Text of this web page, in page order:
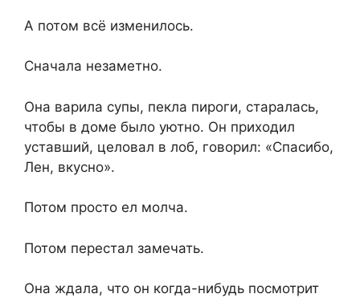
А потом всё изменилось.
Сначала незаметно.
Она варила супы, пекла пироги, старалась,
чтобы в доме было уютно. Он приходил
уставший, целовал в лоб, говорил: «Спасибо,
Лен, вкусно».
Потом просто ел молча.
Потом перестал замечать.
Она ждала, что он когда-нибудь посмотрит